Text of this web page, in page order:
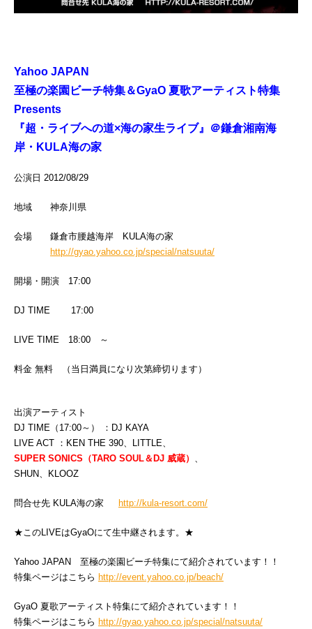
Yahoo JAPAN
至極の楽園ビーチ特集＆GyaO 夏歌アーティスト特集
Presents
『超・ライブへの道×海の家生ライブ』＠鎌倉湘南海
岸・KULA海の家
公演日 2012/08/29
地域 神奈川県
会場 鎌倉市腰越海岸 KULA海の家
http://gyao.yahoo.co.jp/special/natsuuta/
開場・開演 17:00
DJ TIME 17:00
LIVE TIME 18:00 ～
料金 無料 （当日満員になり次第締切ります）
出演アーティスト
DJ TIME（17:00～） ：DJ KAYA
LIVE ACT ：KEN THE 390、LITTLE、
SUPER SONICS（TARO SOUL＆DJ 威蔵）
SHUN、KLOOZ
問合せ先 KULA海の家 http://kula-resort.com/
★このLIVEはGyaOにて生中継されます。★
Yahoo JAPAN 至極の楽園ビーチ特集にて紹介されています！！
特集ページはこちら http://event.yahoo.co.jp/beach/
GyaO 夏歌アーティスト特集にて紹介されています！！
特集ページはこちら http://gyao.yahoo.co.jp/special/natsuuta/